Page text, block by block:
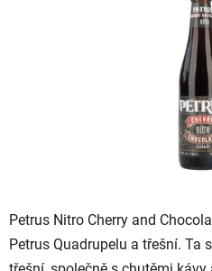
Petrus Nitro Cherry and
Petrus Quadrupelu a třešní. Ta